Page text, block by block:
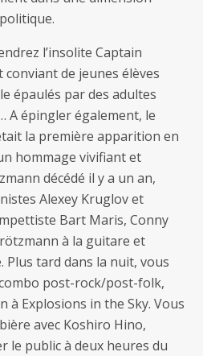
l’insolite Captain
de jeunes élèves
épaulés par des adultes
A épingler également, le
la première apparition en
hommage vivifiant et
décédé il y a un an,
Alexey Kruglov et
Bart Maris, Conny
à la guitare et
Plus tard dans la nuit, vous
post-rock/post-folk,
à Explosions in the Sky. Vous
avec Koshiro Hino,
le public à deux heures du